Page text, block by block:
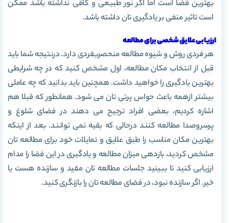
بهترین فضا است اما اگر نور طبیعی و کافی نداشته باشد ممکن
است تاثیر منفی بر یادگیری تان داشته باشد.
ارزیابی علایق شخصی برای مطالعه
هر فردی روش و شیوه مطالعه منحصربفردی دارد. درنتیجه شما باید
قبل از انتخاب مکان مطالعه، اول مشخص کنید که در چه شرایطی
بهترین یادگیری را خواهید داشت. همچنین باید بدانید که چه عاملی
بیشتر ازهمه باعث حواس پرتی تان می شود. همانطور که قبلا هم
اشاره کردیم، بعضی افراد ترجیح می دهند در فضای شلوغ و
پرسروصدا مطالعه کنند درحالی که بقیه نمی توانند. بعد از اینکه
بهترین مکان مناسب را طبق علایق و تمایلات خود برای مطالعه تان
مشخص کردید، بازدهی میزان مطالعه و یادگیری در این فضا را مدام
ارزیابی کنید تا ببینید جلسات مطالعه تان مفید و سازنده هست یا
خیر. اگر سازنده نبود، در فضای مطالعه تان را بازنگری کنید.